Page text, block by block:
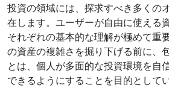
投資の領域には、探求すべき多くの
在します。ユーザーが自由に使える
それぞれの基本的な理解が極めて重
の資産の複雑さを掘り下げる前に、
とは、個人が多面的な投資環境を自
できるようにすることを目的としてい